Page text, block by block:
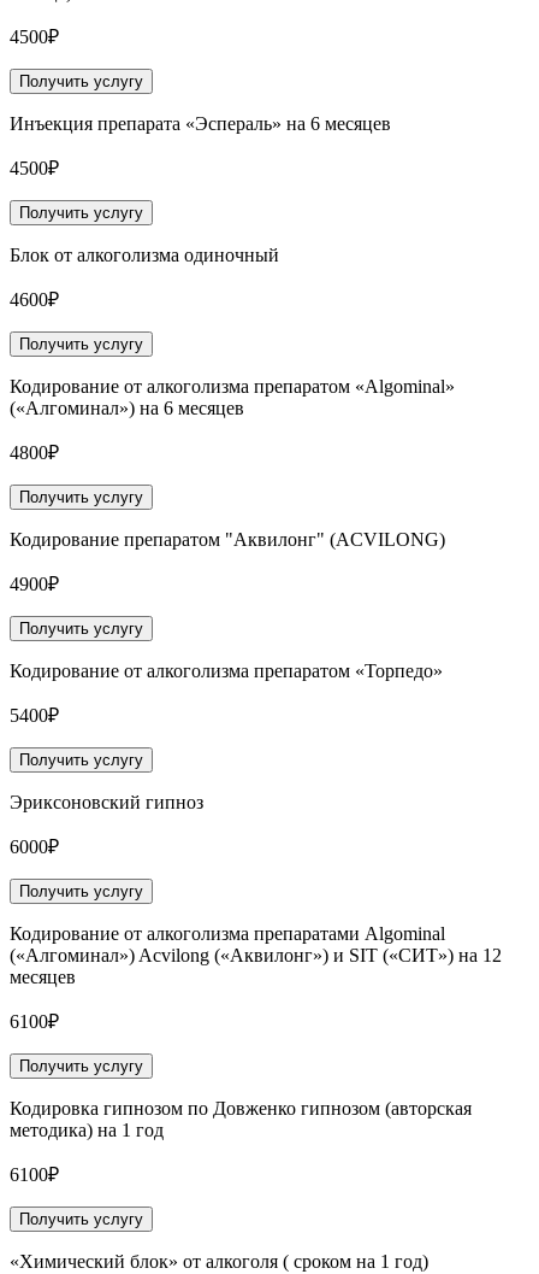
4500₽
Получить услугу
Инъекция препарата «Эспераль» на 6 месяцев
4500₽
Получить услугу
Блок от алкоголизма одиночный
4600₽
Получить услугу
Кодирование от алкоголизма препаратом «Algominal»
(«Алгоминал») на 6 месяцев
4800₽
Получить услугу
Кодирование препаратом "Аквилонг" (ACVILONG)
4900₽
Получить услугу
Кодирование от алкоголизма препаратом «Торпедо»
5400₽
Получить услугу
Эриксоновский гипноз
6000₽
Получить услугу
Кодирование от алкоголизма препаратами Algominal
(«Алгоминал») Acvilong («Аквилонг») и SIT («СИТ») на 12
месяцев
6100₽
Получить услугу
Кодировка гипнозом по Довженко гипнозом (авторская
методика) на 1 год
6100₽
Получить услугу
«Химический блок» от алкоголя ( сроком на 1 год)